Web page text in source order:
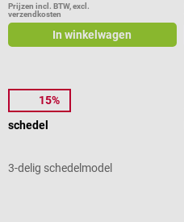
Prijzen incl. BTW, excl.
verzendkosten
In winkelwagen
15%
Dr. No
schedel
3-delig schedelmodel